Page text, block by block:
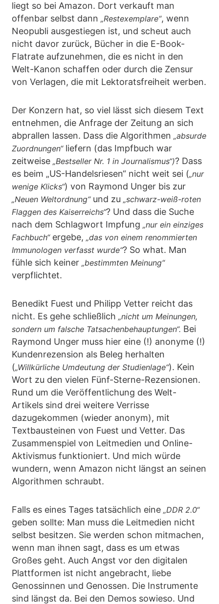
liegt so bei Amazon. Dort verkauft man
offenbar selbst dann „Restexemplare“, wenn
Neopubli ausgestiegen ist, und scheut auch
nicht davor zurück, Bücher in die E-Book-
Flatrate aufzunehmen, die es nicht in den
Welt-Kanon schaffen oder durch die Zensur
von Verlagen, die mit Lektoratsfreiheit werben.
Der Konzern hat, so viel lässt sich diesem Text
entnehmen, die Anfrage der Zeitung an sich
abprallen lassen. Dass die Algorithmen „absurde
Zuordnungen“liefern (das Impfbuch war
zeitweise „Bestseller Nr. 1 in Journalismus“)? Dass
es beim „US-Handelsriesen“ nicht weit sei („nur
wenige Klicks“) von Raymond Unger bis zur
„Neuen Weltordnung“und zu „schwarz-weiß-roten
Flaggen des Kaiserreichs“? Und dass die Suche
nach dem Schlagwort Impfung „nur ein einziges
Fachbuch“ergebe, „das von einem renommierten
Immunologen verfasst wurde“? So what. Man
fühle sich keiner „bestimmten Meinung“
verpflichtet.
Benedikt Fuest und Philipp Vetter reicht das
nicht. Es gehe schließlich „nicht um Meinungen,
sondern um falsche Tatsachenbehauptungen“. Bei
Raymond Unger muss hier eine (!) anonyme (!)
Kundenrezension als Beleg herhalten
(„Willkürliche Umdeutung der Studienlage“). Kein
Wort zu den vielen Fünf-Sterne-Rezensionen.
Rund um die Veröffentlichung des Welt-
Artikels sind drei weitere Verrisse
dazugekommen (wieder anonym), mit
Textbausteinen von Fuest und Vetter. Das
Zusammenspiel von Leitmedien und Online-
Aktivismus funktioniert. Und mich würde
wundern, wenn Amazon nicht längst an seinen
Algorithmen schraubt.
Falls es eines Tages tatsächlich eine „DDR 2.0“
geben sollte: Man muss die Leitmedien nicht
selbst besitzen. Sie werden schon mitmachen,
wenn man ihnen sagt, dass es um etwas
Großes geht. Auch Angst vor den digitalen
Plattformen ist nicht angebracht, liebe
Genossinnen und Genossen. Die Instrumente
sind längst da. Bei den Demos sowieso. Und